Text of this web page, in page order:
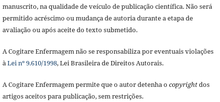
manuscrito, na qualidade de veículo de publicação científica. Não será
permitido acréscimo ou mudança de autoria durante a etapa de
avaliação ou após aceite do texto submetido.
A Cogitare Enfermagem não se responsabiliza por eventuais violações
àLei nº 9.610/1998, Lei Brasileira de Direitos Autorais.
A Cogitare Enfermagem permite que o autor detenha o copyrightdos
artigos aceitos para publicação, sem restrições.